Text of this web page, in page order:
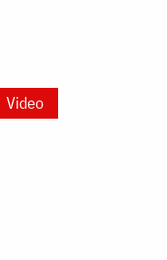
Video